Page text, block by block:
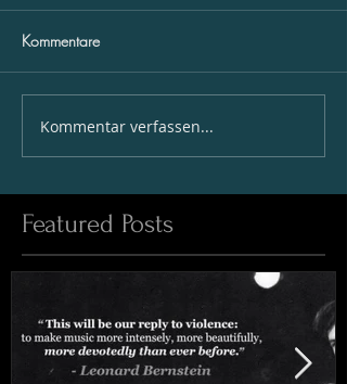
Kommentare
Kommentar verfassen...
Featured Posts